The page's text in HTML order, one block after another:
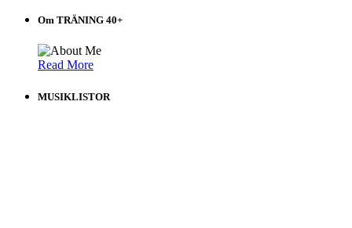
Om TRÄNING 40+
Read More
MUSIKLISTOR